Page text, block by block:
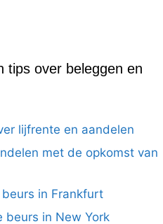
tips over beleggen en
lijfrente en aandelen
met de opkomst van
in Frankfurt
beurs in New York